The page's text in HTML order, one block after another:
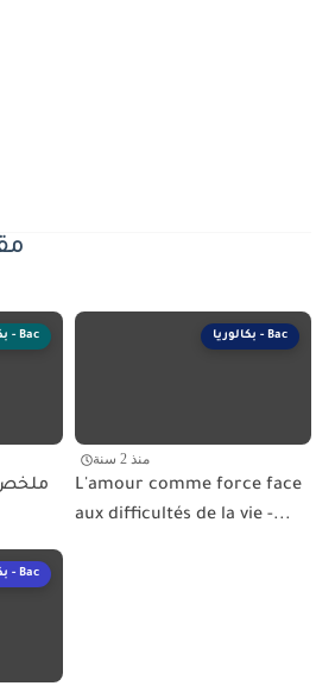
بكالوريا - Bac
ملخص
بكالوريا - Bac
منذ 2 سنة
L'amour comme force face
aux difficultés de la vie -...
بكالوريا - Bac